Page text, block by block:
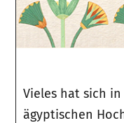
Vieles hat sich
ägyptischen